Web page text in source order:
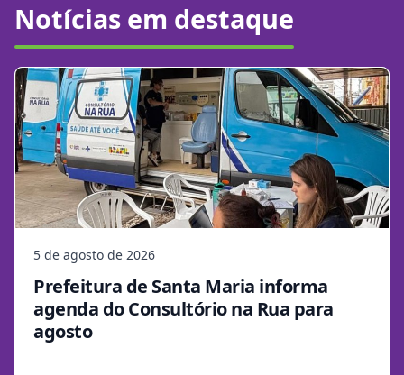
Notícias em destaque
5 de agosto de 2026
Prefeitura de Santa Maria informa
agenda do Consultório na Rua para
agosto